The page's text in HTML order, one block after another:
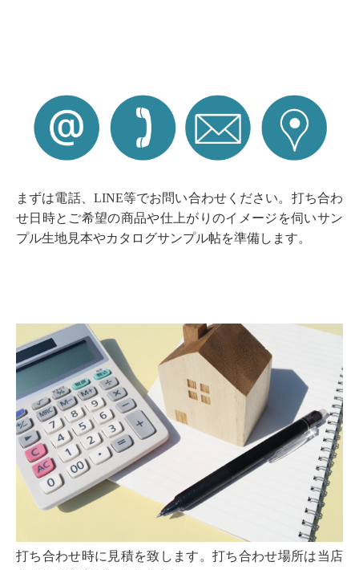
まずは電話、LINE等でお問い合わせください。打ち合わ
せ日時とご希望の商品や仕上がりのイメージを伺いサン
プル生地見本やカタログサンプル帖を準備します。
打ち合わせ時に見積を致します。打ち合わせ場所は当店